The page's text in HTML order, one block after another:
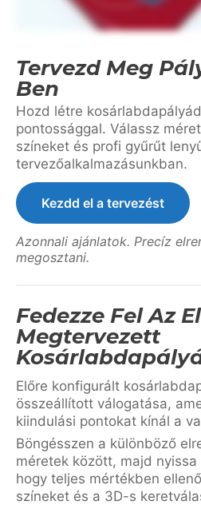
Tervezd Meg
Ben
Hozd létre
pontossággal. Válassz
színeket és profi gyűrűt
tervezőalkalmazásunkban.
Kezdd el a tervezést
Azonnali ajánlatok. Precíz
megosztani.
Fedezze Fel Az
Megtervezett
Előre konfigurált
összeállított válogatása,
kiindulási pontokat kínál a
Böngésszen a különböző
méretek között, majd
hogy teljes mértékben
színeket és a 3D-s